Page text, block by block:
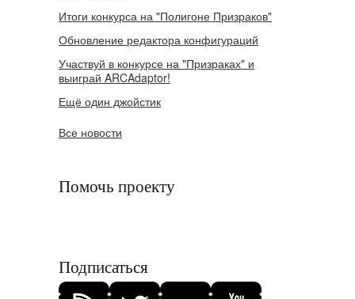
Итоги конкурса на "Полигоне Призраков"
Обновление редактора конфигураций
Участвуй в конкурсе на "Призраках" и
выиграй ARCAdaptor!
Ещё один джойстик
Все новости
Помочь проекту
Подписаться